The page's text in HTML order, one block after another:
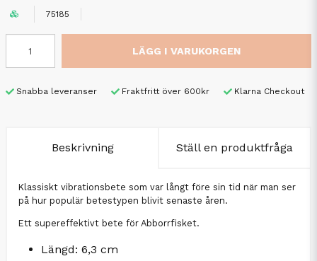
75185
LÄGG I VARUKORGEN
Snabba leveranser Fraktfritt över 600kr Klarna Checkout
Beskrivning Ställ en produktfråga
Klassiskt vibrationsbete som var långt före sin tid när man ser
på hur populär betestypen blivit senaste åren.
Ett supereffektivt bete för Abborrfisket.
Längd: 6,3 cm